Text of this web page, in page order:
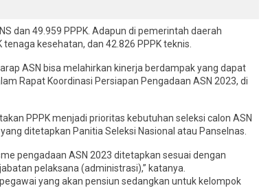
dan 49.959 PPPK. Adapun di pemerintah daerah
kesehatan, dan 42.826 PPPK teknis.
ASN bisa melahirkan kinerja berdampak yang dapat
Rapat Koordinasi Persiapan Pengadaan ASN 2023, di
PPPK menjadi prioritas kebutuhan seleksi calon ASN
ditetapkan Panitia Seleksi Nasional atau Panselnas.
pengadaan ASN 2023 ditetapkan sesuai dengan
pelaksana (administrasi),” katanya.
yang akan pensiun sedangkan untuk kelompok